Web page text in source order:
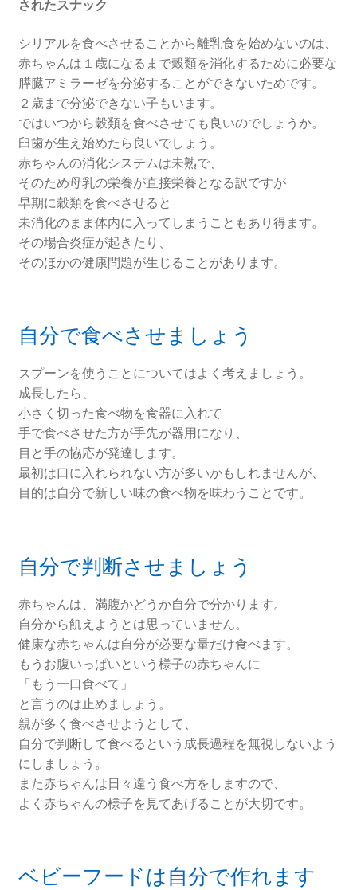
されたスナック
シリアルを食べさせることから離乳食を始めないのは、
赤ちゃんは１歳になるまで穀類を消化するために必要な
膵臓アミラーゼを分泌することができないためです。
２歳まで分泌できない子もいます。
ではいつから穀類を食べさせても良いのでしょうか。
臼歯が生え始めたら良いでしょう。
赤ちゃんの消化システムは未熟で、
そのため母乳の栄養が直接栄養となる訳ですが
早期に穀類を食べさせると
未消化のまま体内に入ってしまうこともあり得ます。
その場合炎症が起きたり、
そのほかの健康問題が生じることがあります。
自分で食べさせましょう
スプーンを使うことについてはよく考えましょう。
成長したら、
小さく切った食べ物を食器に入れて
手で食べさせた方が手先が器用になり、
目と手の協応が発達します。
最初は口に入れられない方が多いかもしれませんが、
目的は自分で新しい味の食べ物を味わうことです。
自分で判断させましょう
赤ちゃんは、満腹かどうか自分で分かります。
自分から飢えようとは思っていません。
健康な赤ちゃんは自分が必要な量だけ食べます。
もうお腹いっぱいという様子の赤ちゃんに
「もう一口食べて」
と言うのは止めましょう。
親が多く食べさせようとして、
自分で判断して食べるという成長過程を無視しないよう
にしましょう。
また赤ちゃんは日々違う食べ方をしますので、
よく赤ちゃんの様子を見てあげることが大切です。
ベビーフードは自分で作れます